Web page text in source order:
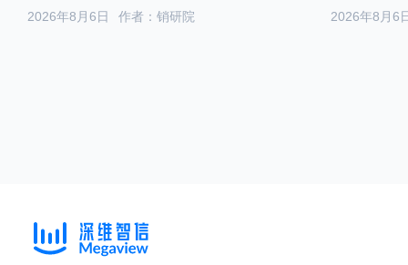
作者：销研院
2026年8月6日 2026年8月6